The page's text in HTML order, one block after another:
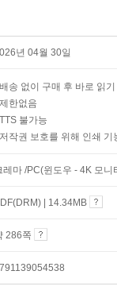
년 04월 30일
배송 없이 구매 후 바로 읽기
제한없음
TTS 불가능
저작권 보호를 위해 인쇄 기
레마 /PC(윈도우 - 4K 모
| 14.34MB
286쪽